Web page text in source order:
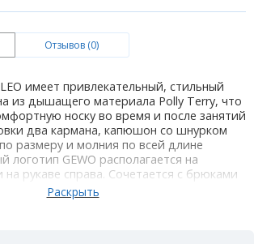
Отзывов (0)
имеет привлекательный, стильный
из дышащего материала Polly Terry, что
носку во время и после занятий
два кармана, капюшон со шнурком
размеру и молния по всей длине
логотип GEWO располагается на
на рукаве справа. Сочетается с брюками
Спинка и перед толстовки-однотонные,
принта.